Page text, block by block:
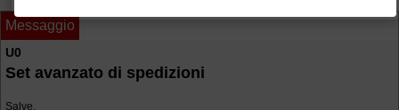
Messaggio
U0
Set avanzato di spedizioni
Salve,